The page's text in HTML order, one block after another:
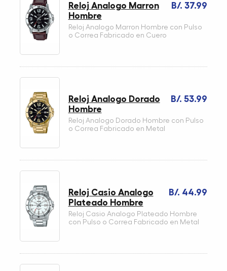
B/. 37.99
Reloj Analogo Marron
Hombre
Reloj Analogo Marron Hombre con Pulso
o Correa Fabricado en Cuero
B/. 53.99
Reloj Analogo Dorado
Hombre
Reloj Analogo Dorado Hombre con Pulso
o Correa Fabricado en Metal
B/. 44.99
Reloj Casio Analogo
Plateado Hombre
Reloj Casio Analogo Plateado Hombre
con Pulso o Correa Fabricado en Metal